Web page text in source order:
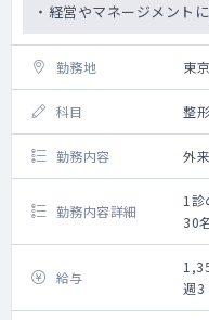
・経営やマネージメント
勤務地 東
科目 整
勤務内容 外
勤務内容詳細
1診
30
2診
40
体
・
給与
週3
週4